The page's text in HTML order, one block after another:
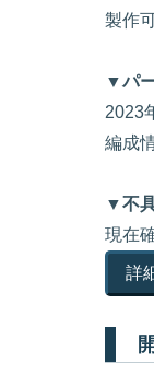
製作
▼パ
2023
編成
▼不
現在
詳